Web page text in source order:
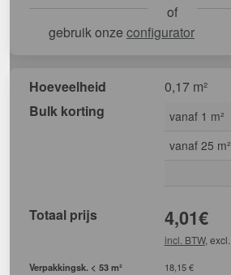
of
gebruik onze configurator
Hoeveelheid
0,17 m²
Bulk korting
vanaf 1 m²
vanaf 25 m²
Totaal prijs 4,01€
incl. BTW, excl.
Verpakkingsk. < 53 m² 18,15 €